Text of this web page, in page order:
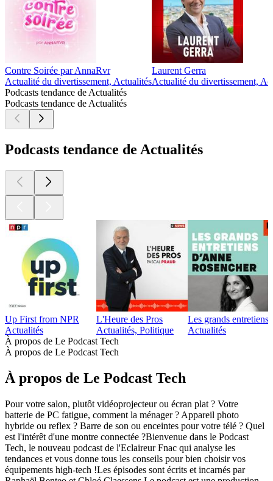
Contre Soirée par AnnaRvr
Actualité du divertissement, Actualités
Laurent Gerra
Actualité du divertissement,
Podcasts tendance de Actualités
Podcasts tendance de Actualités
Podcasts tendance de Actualités
Up First from NPR
Actualités
L'Heure des Pros
Actualités, Politique
Les grands
Actualités
À propos de Le Podcast Tech
À propos de Le Podcast Tech
À propos de Le Podcast Tech
Pour votre salon, plutôt vidéoprojecteur ou écran plat ? Votre
batterie de PC fatigue, comment la ménager ? Appareil photo
hybride ou reflex ? Barre de son ou enceintes pour votre télé ? Quel
est l'intérêt d'une montre connectée ?Bienvenue dans le Podcast
Tech, le nouveau podcast de l'Eclaireur Fnac qui analyse les
tendances et vous donne tous les conseils pour bien choisir vos
équipements high-tech !Les épisodes sont écrits et incarnés par